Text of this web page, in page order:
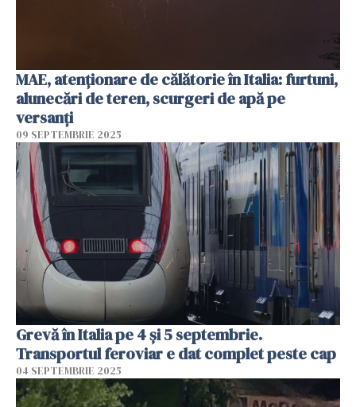
MAE, atenţionare de călătorie în Italia: furtuni,
alunecări de teren, scurgeri de apă pe
versanţi
09 SEPTEMBRIE 2025
Grevă în Italia pe 4 și 5 septembrie.
Transportul feroviar e dat complet peste cap
04 SEPTEMBRIE 2025